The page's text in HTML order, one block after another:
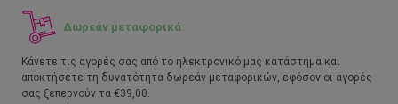
Δωρεάν μεταφορικά
Κάνετε τις αγορές σας από το ηλεκτρονικό μας κατάστημα και
αποκτήσετε τη δυνατότητα δωρεάν μεταφορικών, εφόσον οι αγορές
σας ξεπερνούν τα €39,00.